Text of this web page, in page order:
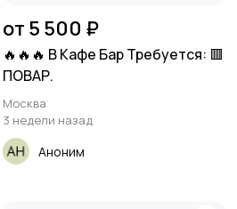
от 5 500 ₽
🔥🔥🔥 В Кафе Бар Требуется: 🟥
ПОВАР.
Москва
3 недели назад
Аноним